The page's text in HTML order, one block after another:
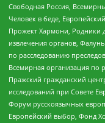
Свободная Россия,
Человек в беде,
Прожект Хармони, Родники
извлечения органов,
по расследованию
Всемирная организация по
Пражский гражданский
исследований при Совете
Форум русскоязычных
Европейский выбор, Фонд